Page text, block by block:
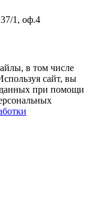
1, оф.4
в том числе
сайт, вы
данных при помощи